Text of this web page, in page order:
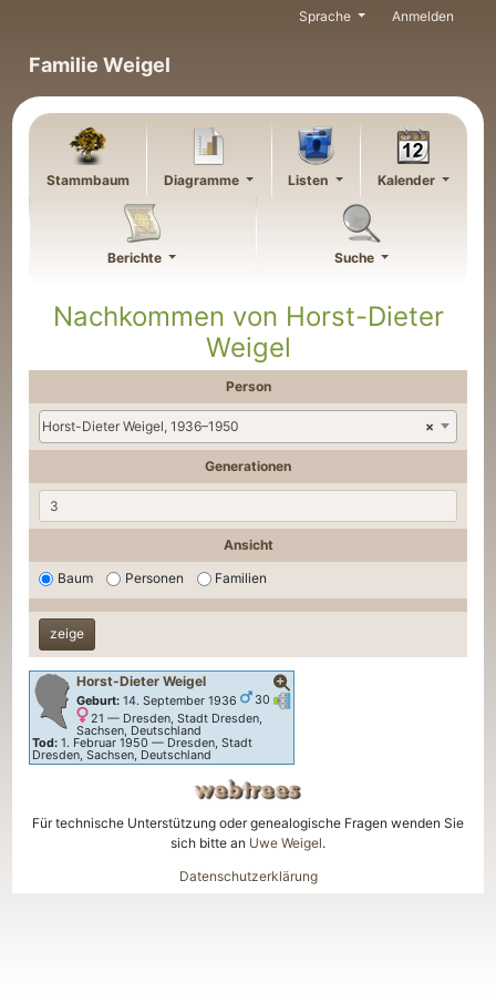
Familie Weigel
Sprache Anmelden
Stammbaum Diagramme Listen Kalender
Berichte Suche
Nachkommen von Horst-Dieter
Weigel
Person
×
Horst-Dieter Weigel, 1936–1950
Generationen
Ansicht
Baum Personen Familien
Verknüpfungen
Horst-DieterWeigel
Geburt: 14. September 1936
30
21 — Dresden, Stadt Dresden,
Sachsen, Deutschland
Tod: 1. Februar 1950 — Dresden, Stadt
Dresden, Sachsen, Deutschland
Für technische Unterstützung oder genealogische Fragen wenden Sie
sich bitte an Uwe Weigel.
Datenschutzerklärung